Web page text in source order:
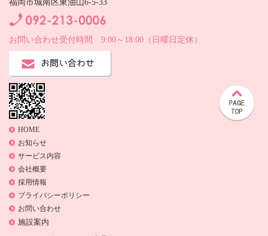
福岡市城南区東油山6-5-33
お問い合わせ受付時間 9:00～18:00（日曜日定休）
HOME
お知らせ
サービス内容
会社概要
採用情報
プライバシーポリシー
お問い合わせ
施設案内